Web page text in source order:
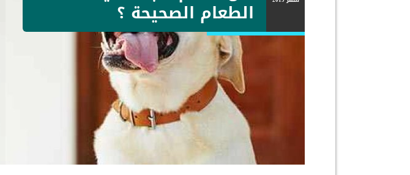
الطعام الصحيحة ؟